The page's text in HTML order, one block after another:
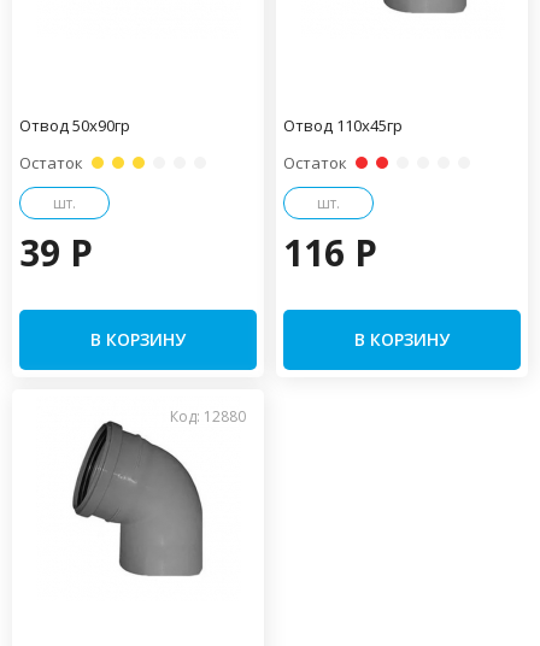
Отвод 50х90гр
Остаток
шт.
39 P
В КОРЗИНУ
Отвод 110х45гр
Остаток
шт.
116 P
В КОРЗИНУ
Код: 12880